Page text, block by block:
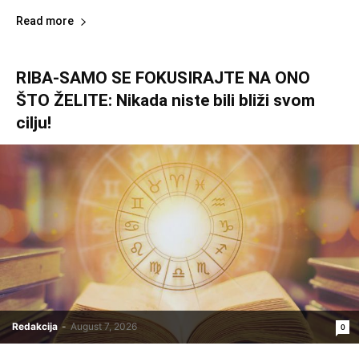
Read more
RIBA-SAMO SE FOKUSIRAJTE NA ONO
ŠTO ŽELITE: Nikada niste bili bliži svom
cilju!
Redakcija - August 7, 2026 0